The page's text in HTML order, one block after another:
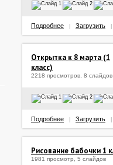
Подробнее Загрузить
Открытка к 8 марта (1
класс)
2218 просмотров, 8 слайдов
Подробнее Загрузить
Рисование бабочки 1
1981 просмотр, 5 слайдов